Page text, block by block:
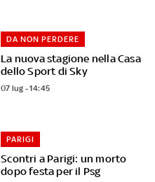
La nuova stagione nella Casa
dello Sport di Sky
DA NON PERDERE
07 lug - 14:45
Scontri a Parigi: un morto
dopo festa per il Psg
PARIGI